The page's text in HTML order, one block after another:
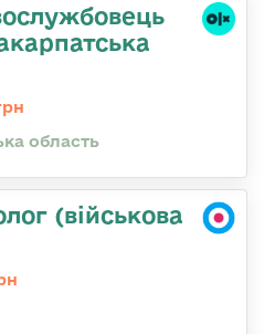
область
(військова